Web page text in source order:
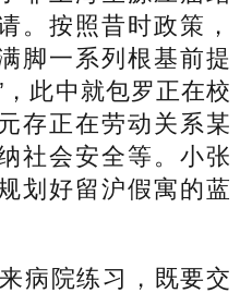
。按照昔时政策，
脚一系列根基前提
此中就包罗正在校
存正在劳动关系某
社会安全等。小张
划好留沪假寓的蓝
院练习，既要交